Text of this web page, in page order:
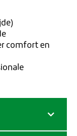
comfort en